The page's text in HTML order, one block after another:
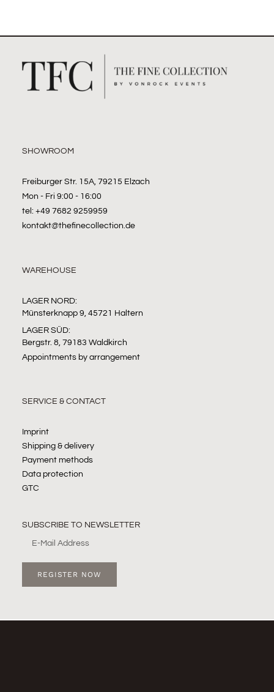
SHOWROOM
Freiburger Str. 15A, 79215 Elzach
Mon - Fri 9:00 - 16:00
tel: +49 7682 9259959
kontakt@thefinecollection.de
WAREHOUSE
LAGER NORD:
Münsterknapp 9, 45721 Haltern
LAGER SÜD:
Bergstr. 8, 79183 Waldkirch
Appointments by arrangement
SERVICE & CONTACT
Imprint
Shipping & delivery
Payment methods
Data protection
GTC
SUBSCRIBE TO NEWSLETTER
REGISTER NOW